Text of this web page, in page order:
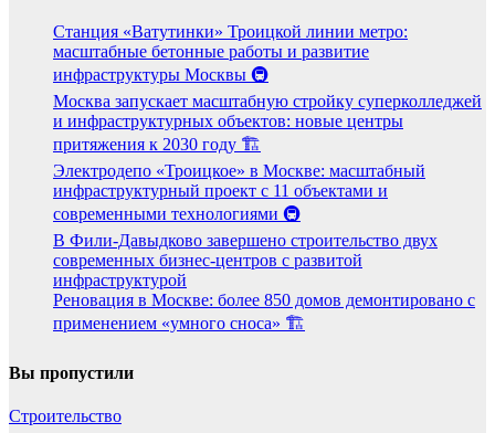
Станция «Ватутинки» Троицкой линии метро:
масштабные бетонные работы и развитие
инфраструктуры Москвы 🚇
Москва запускает масштабную стройку суперколледжей
и инфраструктурных объектов: новые центры
притяжения к 2030 году 🏗️
Электродепо «Троицкое» в Москве: масштабный
инфраструктурный проект с 11 объектами и
современными технологиями 🚇
В Фили-Давыдково завершено строительство двух
современных бизнес-центров с развитой
инфраструктурой
Реновация в Москве: более 850 домов демонтировано с
применением «умного сноса» 🏗️
Вы пропустили
Строительство